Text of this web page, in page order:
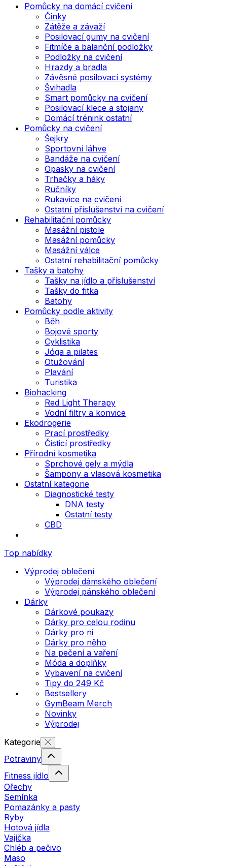
Pomůcky na domácí cvičení
Činky
Zátěže a závaží
Posilovací gumy na cvičení
Fitmíče a balanční podložky
Podložky na cvičení
Hrazdy a bradla
Závěsné posilovací systémy
Švihadla
Smart pomůcky na cvičení
Posilovací klece a stojany
Domácí trénink ostatní
Pomůcky na cvičení
Šejkry
Sportovní láhve
Bandáže na cvičení
Opasky na cvičení
Trhačky a háky
Ručníky
Rukavice na cvičení
Ostatní příslušenství na cvičení
Rehabilitační pomůcky
Masážní pistole
Masážní pomůcky
Masážní válce
Ostatní rehabilitační pomůcky
Tašky a batohy
Tašky na jídlo a příslušenství
Tašky do fitka
Batohy
Pomůcky podle aktivity
Běh
Bojové sporty
Cyklistika
Jóga a pilates
Otužování
Plavání
Turistika
Biohacking
Red Light Therapy
Vodní filtry a konvice
Ekodrogerie
Prací prostředky
Čisticí prostředky
Přírodní kosmetika
Sprchové gely a mýdla
Šampony a vlasová kosmetika
Ostatní kategorie
Diagnostické testy
DNA testy
Ostatní testy
CBD
Top nabídky
Výprodej oblečení
Výprodej dámského oblečení
Výprodej pánského oblečení
Dárky
Dárkové poukazy
Dárky pro celou rodinu
Dárky pro ni
Dárky pro něho
Na pečení a vaření
Móda a doplňky
Vybavení na cvičení
Tipy do 249 Kč
Bestsellery
GymBeam Merch
Novinky
Výprodej
Kategorie
Potraviny
Fitness jídlo
Ořechy
Semínka
Pomazánky a pasty
Ryby
Hotová jídla
Vajíčka
Chléb a pečivo
Maso